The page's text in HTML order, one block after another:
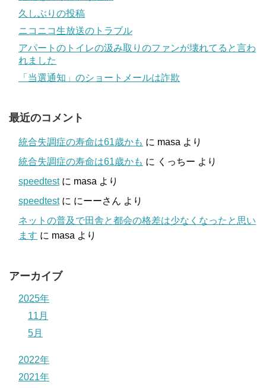
久しぶりの投稿
ニコニコ生放送のトラブル
アパートのトイレの汲み取りのファンが壊れてると言わ
れました
「当選通知」のショートメールは詐欺
最近のコメント
統合失調症の寿命は61歳かも に masa より
統合失調症の寿命は61歳かも に くっちー より
speedtestに masa より
speedtestに にーーさん より
ネットの普及で田舎と都会の格差は少なくなったと思い
ます に masa より
アーカイブ
2025年
11月
5月
2022年
2021年